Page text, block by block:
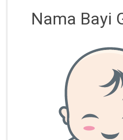
Nama Bayi